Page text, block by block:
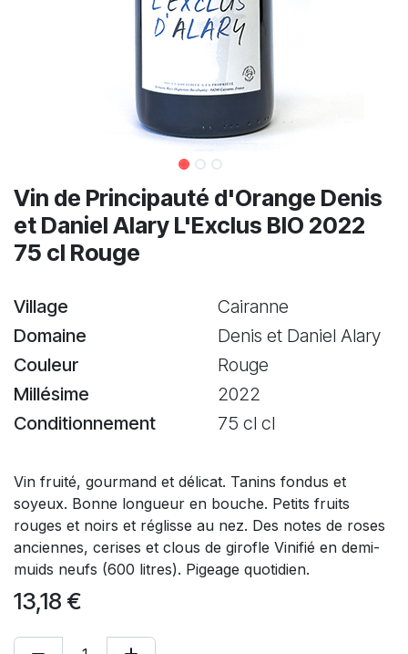
Vin de Principauté d'Orange Denis
et Daniel Alary L'Exclus BIO 2022
75 cl Rouge
Village
Cairanne
Domaine
Denis et Daniel Alary
Couleur
Rouge
Millésime
2022
Conditionnement
75 cl cl
Vin fruité, gourmand et délicat. Tanins fondus et
soyeux. Bonne longueur en bouche. Petits fruits
rouges et noirs et réglisse au nez. Des notes de roses
anciennes, cerises et clous de girofle Vinifié en demi-
muids neufs (600 litres). Pigeage quotidien.
13,18 €